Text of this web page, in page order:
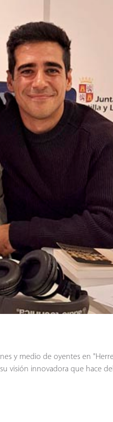
y medio de oyentes en
visión innovadora que hace